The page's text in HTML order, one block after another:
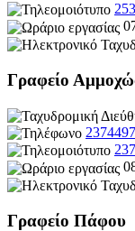
Γραφείο
Γραφείο Πάφου